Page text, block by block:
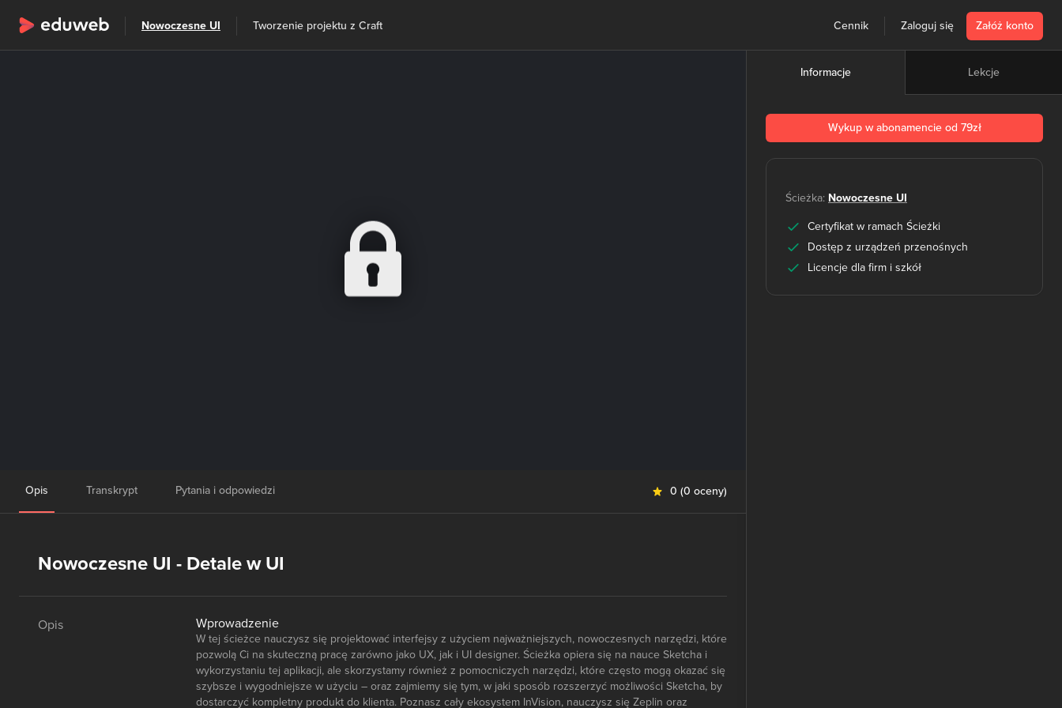
Wszystkie kategorie Szkolenia
Nowoczesne UI Tworzenie projektu z Craft Cennik Zaloguj się Załóż konto
Opis Transkrypt Pytania i odpowiedzi 0 (0 oceny)
Nowoczesne UI - Detale w UI
Opis Wprowadzenie
W tej ścieżce nauczysz się projektować interfejsy z użyciem najważniejszych, nowoczesnych narzędzi, które
pozwolą Ci na skuteczną pracę zarówno jako UX, jak i UI designer. Ścieżka opiera się na nauce Sketcha i
wykorzystaniu tej aplikacji, ale skorzystamy również z pomocniczych narzędzi, które często mogą okazać się
szybsze i wygodniejsze w użyciu – oraz zajmiemy się tym, w jaki sposób rozszerzyć możliwości Sketcha, by
dostarczyć kompletny produkt do klienta. Poznasz cały ekosystem InVision, nauczysz się Zeplin oraz
Informacje Lekcje
Wykup w abonamencie od 79zł
Ścieżka: Nowoczesne UI
Certyfikat w ramach Ścieżki
Dostęp z urządzeń przenośnych
Licencje dla firm i szkół